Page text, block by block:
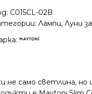
C015CL-02B
Лампи, Луни
само светлина, но